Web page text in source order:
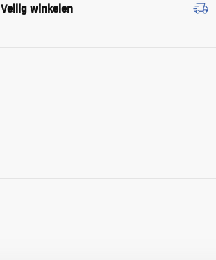
Veilig winkelen